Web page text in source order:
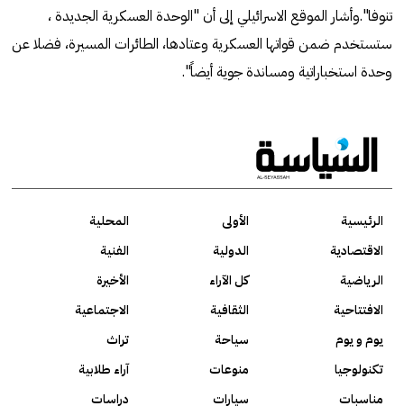
تنوفا".وأشار الموقع الاسرائيلي إلى أن "الوحدة العسكرية الجديدة ،
ستستخدم ضمن قواتها العسكرية وعتادها، الطائرات المسيرة، فضلا عن
وحدة استخباراتية ومساندة جوية أيضاً".
الرئيسية الأولى
المحلية
الاقتصادية
الدولية
الفنية
الرياضية
كل الآراء
الأخيرة
الافتتاحية
الثقافية
الاجتماعية
يوم و يوم
سياحة
تراث
تكنولوجيا
منوعات
آراء طلابية
مناسبات
سيارات دراسات